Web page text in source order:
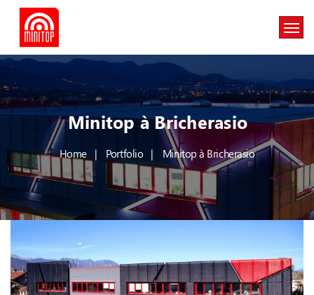
Minitop à Bricherasio
Home Portfolio Minitop à Bricherasio